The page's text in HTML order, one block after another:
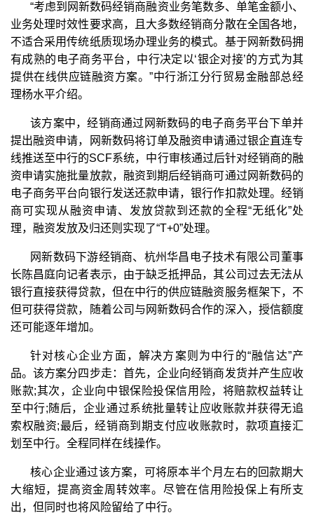
“考虑到网新数码经销商融资业务笔数多、单笔金额小、
业务处理时效性要求高，且大多数经销商分散在全国各地，
不适合采用传统纸质现场办理业务的模式。基于网新数码拥
有成熟的电子商务平台，中行决定以‘银企对接’的方式为其
提供在线供应链融资方案。”中行浙江分行贸易金融部总经
理杨水平介绍。
该方案中，经销商通过网新数码的电子商务平台下单并
提出融资申请，网新数码将订单及融资申请通过银企直连专
线推送至中行的SCF系统，中行审核通过后针对经销商的融
资申请实施批量放款，融资到期后经销商可通过网新数码的
电子商务平台向银行发送还款申请，银行作扣款处理。经销
商可实现从融资申请、发放贷款到还款的全程“无纸化”处
理，融资发放及归还则实现了“T+0”处理。
网新数码下游经销商、杭州华昌电子技术有限公司董事
长陈昌庭向记者表示，由于缺乏抵押品，其公司过去无法从
银行直接获得贷款，但在中行的供应链融资服务框架下，不
但可获得贷款，随着公司与网新数码合作的深入，授信额度
还可能逐年增加。
针对核心企业方面，解决方案则为中行的“融信达”产
品。该方案分四步走：首先，企业向经销商发货并产生应收
账款;其次，企业向中银保险投保信用险，将赔款权益转让
至中行;随后，企业通过系统批量转让应收账款并获得无追
索权融资;最后，经销商到期支付应收账款时，款项直接汇
划至中行。全程同样在线操作。
核心企业通过该方案，可将原本半个月左右的回款期大
大缩短，提高资金周转效率。尽管在信用险投保上有所支
出，但同时也将风险留给了中行。